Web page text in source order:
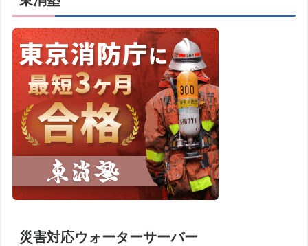
災害対応ウォーターサーバー